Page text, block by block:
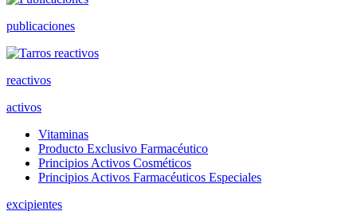
publicaciones
reactivos
activos
Vitaminas
Producto Exclusivo Farmacéutico
Principios Activos Cosméticos
Principios Activos Farmacéuticos Especiales
excipientes